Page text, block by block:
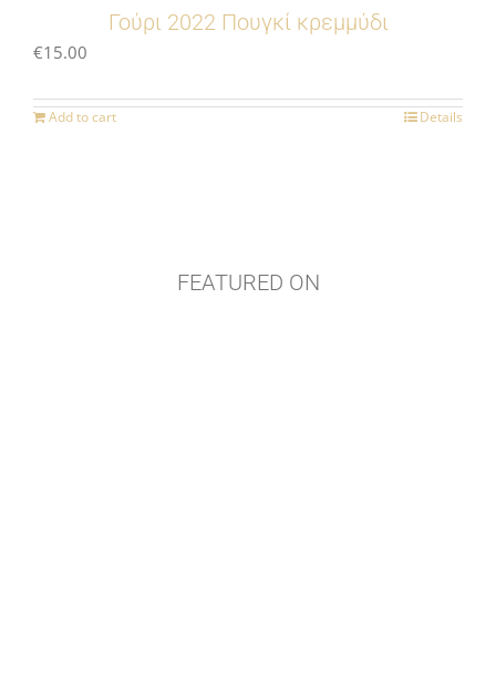
Γούρι 2022 Πουγκί κρεμμύδι
€15.00
Add to cart Details
FEATURED ON